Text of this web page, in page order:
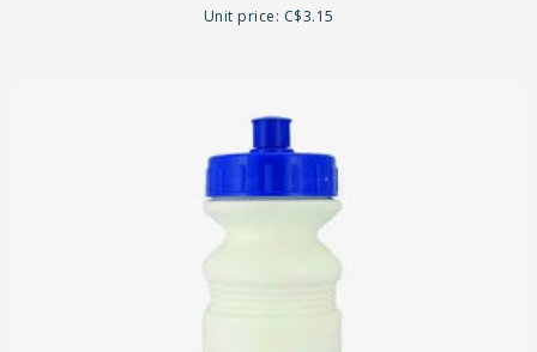
Unit price: C$3.15